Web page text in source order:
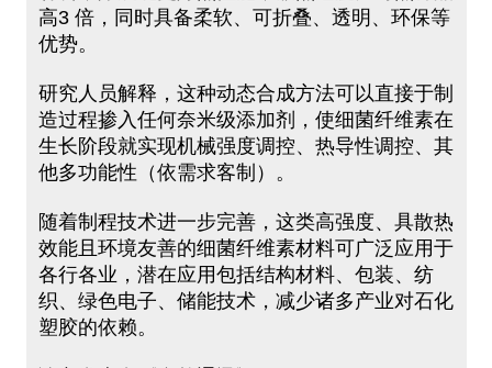
高3 倍，同时具备柔软、可折叠、透明、环保等
优势。
研究人员解释，这种动态合成方法可以直接于制
造过程掺入任何奈米级添加剂，使细菌纤维素在
生长阶段就实现机械强度调控、热导性调控、其
他多功能性（依需求客制）。
随着制程技术进一步完善，这类高强度、具散热
效能且环境友善的细菌纤维素材料可广泛应用于
各行各业，潜在应用包括结构材料、包装、纺
织、绿色电子、储能技术，减少诸多产业对石化
塑胶的依赖。